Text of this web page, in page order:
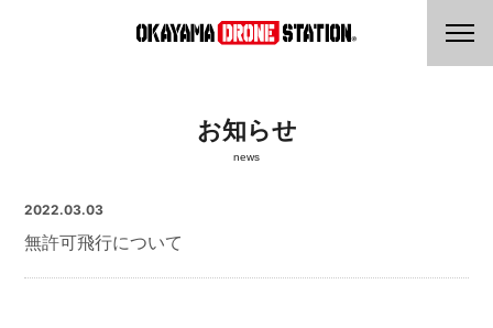
お知らせ
news
2022.03.03
無許可飛行について